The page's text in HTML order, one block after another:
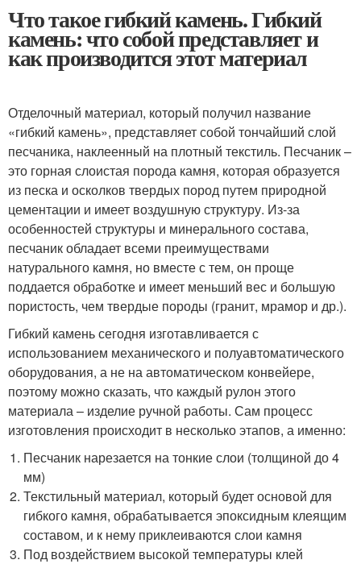
Что такое гибкий камень. Гибкий
камень: что собой представляет и
как производится этот материал
Отделочный материал, который получил название
«гибкий камень», представляет собой тончайший слой
песчаника, наклеенный на плотный текстиль. Песчаник –
это горная слоистая порода камня, которая образуется
из песка и осколков твердых пород путем природной
цементации и имеет воздушную структуру. Из-за
особенностей структуры и минерального состава,
песчаник обладает всеми преимуществами
натурального камня, но вместе с тем, он проще
поддается обработке и имеет меньший вес и большую
пористость, чем твердые породы (гранит, мрамор и др.).
Гибкий камень сегодня изготавливается с
использованием механического и полуавтоматического
оборудования, а не на автоматическом конвейере,
поэтому можно сказать, что каждый рулон этого
материала – изделие ручной работы. Сам процесс
изготовления происходит в несколько этапов, а именно:
Песчаник нарезается на тонкие слои (толщиной до 4
мм)
Текстильный материал, который будет основой для
гибкого камня, обрабатывается эпоксидным клеящим
составом, и к нему приклеиваются слои камня
Под воздействием высокой температуры клей